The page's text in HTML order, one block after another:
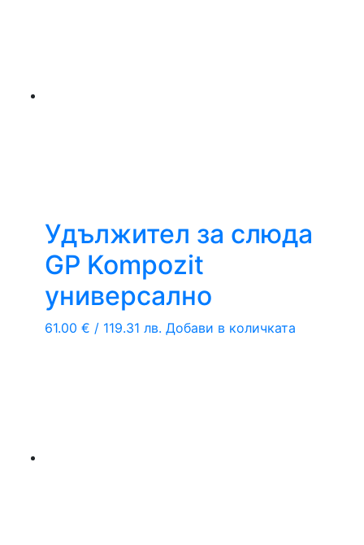
Удължител за слюда
GP Kompozit
универсално
61.00 € / 119.31 лв. Добави в количката